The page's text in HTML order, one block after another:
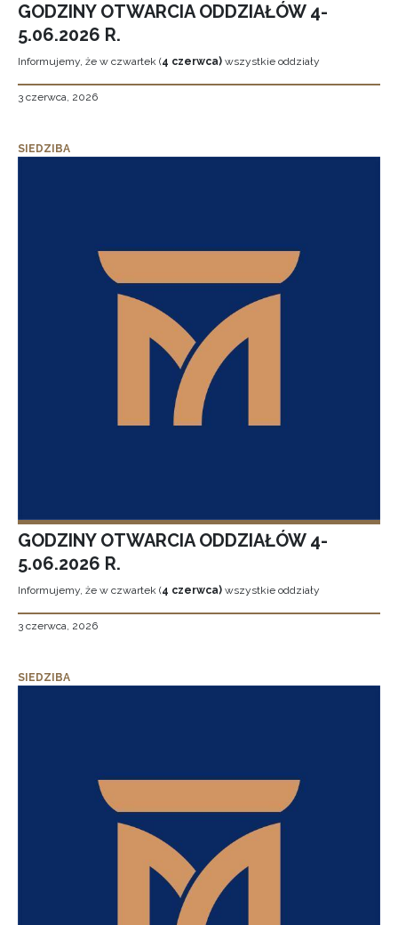
GODZINY OTWARCIA ODDZIAŁÓW 4-
5.06.2026 R.
Informujemy, że w czwartek (4 czerwca) wszystkie oddziały
3 czerwca, 2026
SIEDZIBA
GODZINY OTWARCIA ODDZIAŁÓW 4-
5.06.2026 R.
Informujemy, że w czwartek (4 czerwca) wszystkie oddziały
3 czerwca, 2026
SIEDZIBA